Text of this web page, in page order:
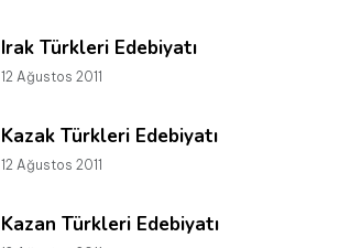
Irak Türkleri Edebiyatı
12 Ağustos 2011
Kazak Türkleri Edebiyatı
12 Ağustos 2011
Kazan Türkleri Edebiyatı